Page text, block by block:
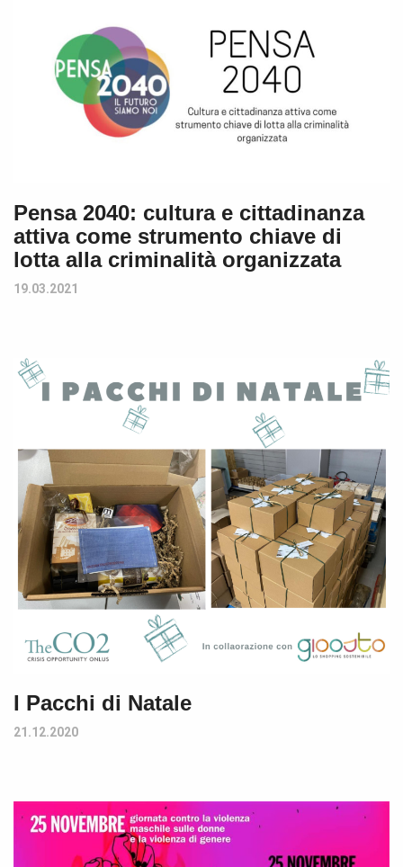
Pensa 2040: cultura e cittadinanza
attiva come strumento chiave di
lotta alla criminalità organizzata
19.03.2021
I Pacchi di Natale
21.12.2020